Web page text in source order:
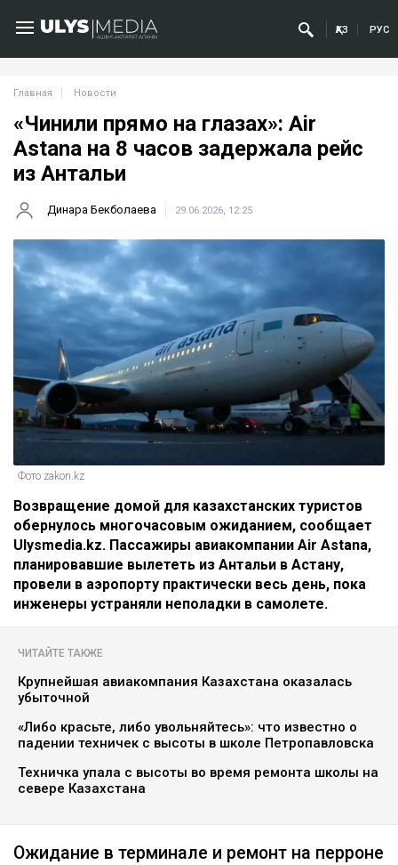
ҚАЗ РУС
Главная Новости
«Чинили прямо на глазах»: Air
Astana на 8 часов задержала рейс
из Антальи
Динара Бекболаева 29.06.2026, 12:25
Фото zakon.kz
Возвращение домой для казахстанских туристов
обернулось многочасовым ожиданием, сообщает
Ulysmedia.kz. Пассажиры авиакомпании Air Astana,
планировавшие вылететь из Антальи в Астану,
провели в аэропорту практически весь день, пока
инженеры устраняли неполадки в самолете.
ЧИТАЙТЕ ТАКЖЕ
Крупнейшая авиакомпания Казахстана оказалась
убыточной
«Либо красьте, либо увольняйтесь»: что известно о
падении техничек с высоты в школе Петропавловска
Техничка упала с высоты во время ремонта школы на
севере Казахстана
Ожидание в терминале и ремонт на перроне